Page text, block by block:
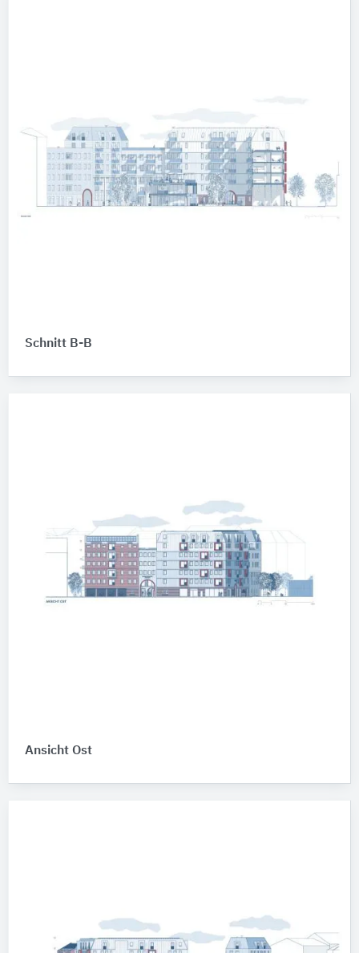
Schnitt B-B
Ansicht Ost